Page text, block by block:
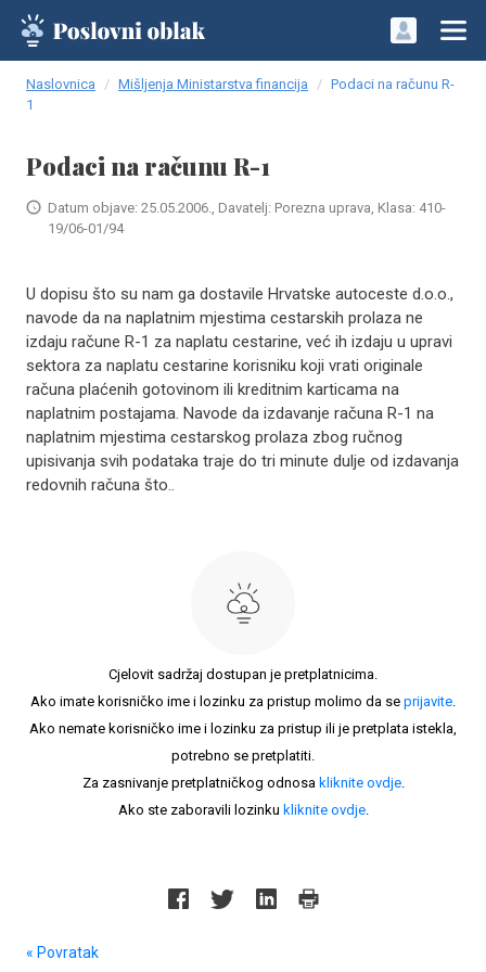
Naslovnica Mišljenja Ministarstva financija
Podaci na računu R-
1
Podaci na računu R-1
Datum objave: 25.05.2006., Davatelj: Porezna uprava, Klasa: 410-
19/06-01/94
U dopisu što su nam ga dostavile Hrvatske autoceste d.o.o.,
navode da na naplatnim mjestima cestarskih prolaza ne
izdaju račune R-1 za naplatu cestarine, već ih izdaju u upravi
sektora za naplatu cestarine korisniku koji vrati originale
računa plaćenih gotovinom ili kreditnim karticama na
naplatnim postajama. Navode da izdavanje računa R-1 na
naplatnim mjestima cestarskog prolaza zbog ručnog
upisivanja svih podataka traje do tri minute dulje od izdavanja
redovnih računa što..
Cjelovit sadržaj dostupan je pretplatnicima.
Ako imate korisničko ime i lozinku za pristup molimo da se prijavite.
Ako nemate korisničko ime i lozinku za pristup ili je pretplata istekla,
potrebno se pretplatiti.
Za zasnivanje pretplatničkog odnosa kliknite ovdje.
Ako ste zaboravili lozinku kliknite ovdje.
« Povratak